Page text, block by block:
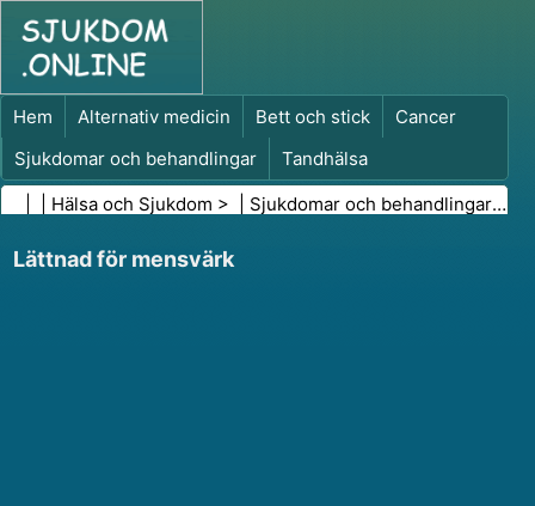
Hem Alternativ medicin Bett och stick
Cancer
Sjukdomar och behandlingar
Tandhälsa
Kost och näring
Familjehälsa
Hälsa och Sjukdom > | Sjukdomar och behandlingar|
Lättnad för mensvärk